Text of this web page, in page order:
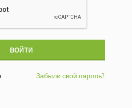
ВОЙТИ
Забыли свой пароль?